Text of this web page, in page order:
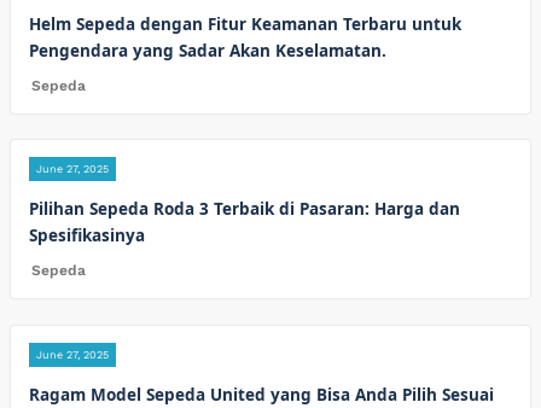
Helm Sepeda dengan Fitur Keamanan Terbaru untuk
Pengendara yang Sadar Akan Keselamatan.
Sepeda
June 27, 2025
Pilihan Sepeda Roda 3 Terbaik di Pasaran: Harga dan
Spesifikasinya
Sepeda
June 27, 2025
Ragam Model Sepeda United yang Bisa Anda Pilih Sesuai